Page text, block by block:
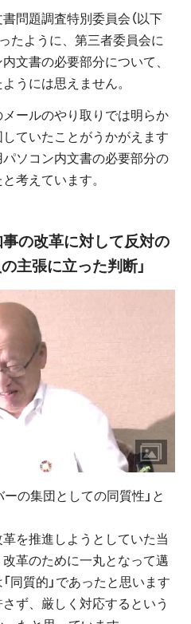
問題調査特別委員会（以下
ったように、第三者委員会に
文書の必要部分について、
うには思えません。
ールのやり取りでは明らか
ていたことがうかがえます
ソコン内文書の必要部分の
考えています。
の改革に対して反対の
主張に立った判断」
ーの集団としての同質性」と
を推進しようとしていた当
革のために一丸となって邁
同質的」であったと思います
ず、厳しく対応するという